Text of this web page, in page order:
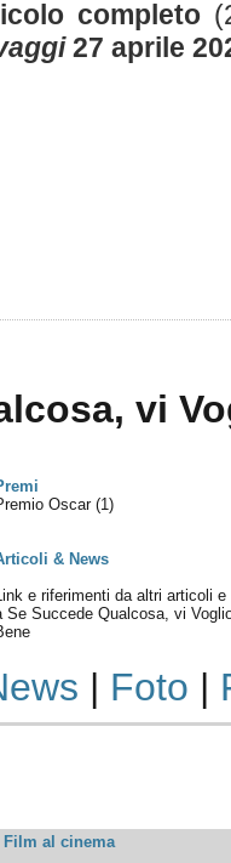
completo
27 aprile
vi
Oscar(1)
& News
e riferimenti da altri articoli e
Se Succede Qualcosa, vi
| Foto |
Film al cinema